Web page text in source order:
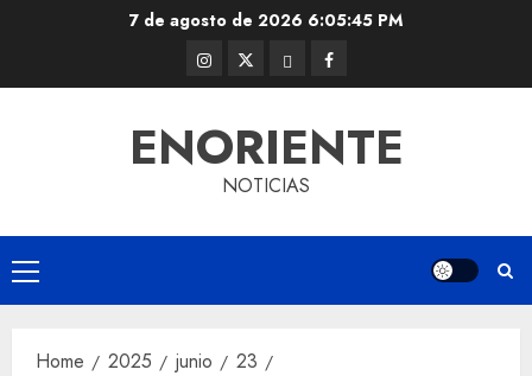
7 de agosto de 2026 6:05:46 PM
Instagram
@EnOriente
Twitter
(X)
ThreadsFacebook
ENORIENTE
NOTICIAS
Primary
Menu
Home 2025 junio
23